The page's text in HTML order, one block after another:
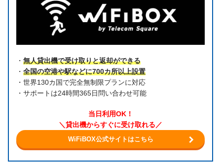
・無人貸出機で受け取りと返却ができる
・全国の空港や駅などに700カ所以上設置
・世界130カ国で完全無制限プランに対応
・サポートは24時間365日問い合わせ可能
当日利用OK！
＼貸出機からすぐに受け取れる／
WiFiBOX公式サイトはこちら